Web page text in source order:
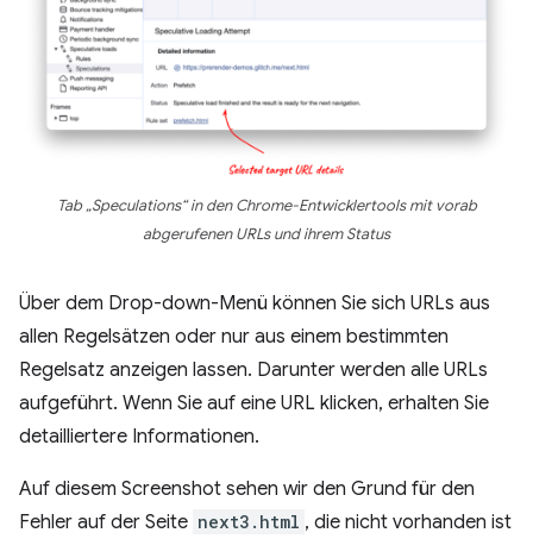
Tab „Speculations“ in den Chrome-Entwicklertools mit vorab
abgerufenen URLs und ihrem Status
Über dem Drop-down-Menü können Sie sich URLs aus
allen Regelsätzen oder nur aus einem bestimmten
Regelsatz anzeigen lassen. Darunter werden alle URLs
aufgeführt. Wenn Sie auf eine URL klicken, erhalten Sie
detailliertere Informationen.
Auf diesem Screenshot sehen wir den Grund für den
Fehler auf der Seite next3.html , die nicht vorhanden ist